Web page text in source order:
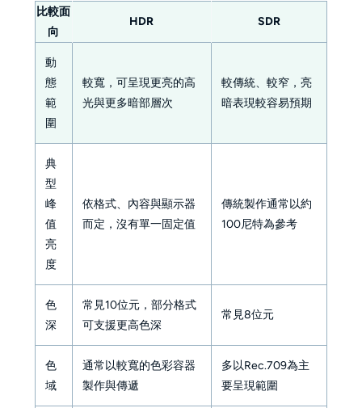
比較面
向
HDR SDR
動
態
範
圍
較寬，可呈現更亮的高
光與更多暗部層次
較傳統、較窄，亮
暗表現較容易預期
典
型
峰
值
亮
度
依格式、內容與顯示器
而定，沒有單一固定值
傳統製作通常以約
100尼特為參考
色
深
常見10位元，部分格式
可支援更高色深
常見8位元
色
域
通常以較寬的色彩容器
製作與傳遞
多以Rec.709為主
要呈現範圍